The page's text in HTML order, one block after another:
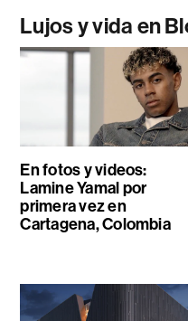
Lujos y vida en
En fotos y videos:
Lamine Yamal por
primera vez en
Cartagena, Colombia